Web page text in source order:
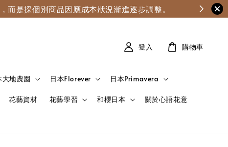
是採個別商品因應成本狀況漸進逐步調整。
大地農園 日本Florever 日本Primavera
花藝資材 花藝學習 和櫻日本 關於心語花意
登入 購物車